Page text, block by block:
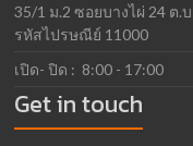
35/1 ม.2 ซอยบางไผ่ 24 ต.
รหัสไปรษณีย์ 11000
เปิด- ปิด : 8:00 - 17:00
Get in touch